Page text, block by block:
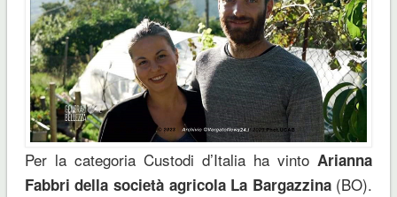
Per la categoria Custodi d’Italia ha vintoArianna
Fabbri della società agricola La Bargazzina (BO).